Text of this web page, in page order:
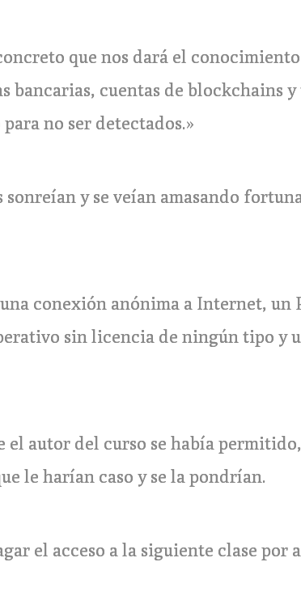
que nos dará el
cuentas de blockchains
no ser detectados.»
y se veían amasando
conexión anónima a Internet, un
sin licencia de ningún tipo y
autor del curso se había
le harían caso y se la pondrían.
el acceso a la siguiente clase por